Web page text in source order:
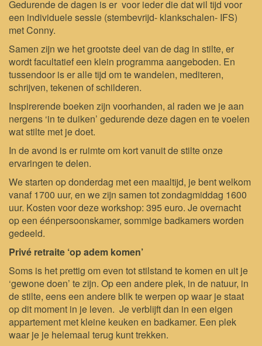
Gedurende de dagen is er voor ieder die dat wil tijd voor
een individuele sessie (stembevrijd- klankschalen- IFS)
met Conny.
Samen zijn we het grootste deel van de dag in stilte, er
wordt facultatief een klein programma aangeboden. En
tussendoor is er alle tijd om te wandelen, mediteren,
schrijven, tekenen of schilderen.
Inspirerende boeken zijn voorhanden, al raden we je aan
nergens ‘in te duiken’ gedurende deze dagen en te voelen
wat stilte met je doet.
In de avond is er ruimte om kort vanuit de stilte onze
ervaringen te delen.
We starten op donderdag met een maaltijd, je bent welkom
vanaf 1700 uur, en we zijn samen tot zondagmiddag 1600
uur. Kosten voor deze workshop: 395 euro. Je overnacht
op een éénpersoonskamer, sommige badkamers worden
gedeeld.
Privé retraite ‘op adem komen’
Soms is het prettig om even tot stilstand te komen en uit je
‘gewone doen’ te zijn. Op een andere plek, in de natuur, in
de stilte, eens een andere blik te werpen op waar je staat
op dit moment in je leven. Je verblijft dan in een eigen
appartement met kleine keuken en badkamer. Een plek
waar je je helemaal terug kunt trekken.